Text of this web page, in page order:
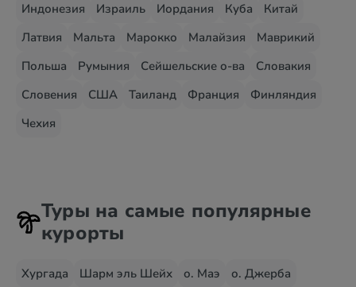
Индонезия
Израиль Иордания Куба
Китай
Латвия
Мальта Марокко Малайзия
Маврикий
Польша
Румыния Сейшельские о-ва
Словакия
Словения
США Таиланд Франция
Финляндия
Чехия
Туры на самые популярные
курорты
Хургада Шарм эль Шейх о. Маэ
о. Джерба